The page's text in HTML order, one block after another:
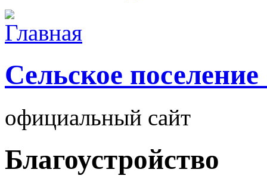
Cельское
официальный сайт
Благоустройство